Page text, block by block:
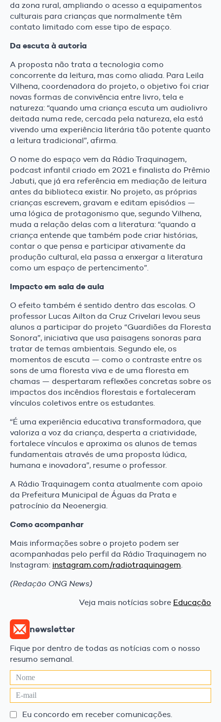
da zona rural, ampliando o acesso a equipamentos
culturais para crianças que normalmente têm
contato limitado com esse tipo de espaço.
Da escuta à autoria
A proposta não trata a tecnologia como
concorrente da leitura, mas como aliada. Para Leila
Vilhena, coordenadora do projeto, o objetivo foi criar
novas formas de convivência entre livro, tela e
natureza: “quando uma criança escuta um audiolivro
deitada numa rede, cercada pela natureza, ela está
vivendo uma experiência literária tão potente quanto
a leitura tradicional”, afirma.
O nome do espaço vem da Rádio Traquinagem,
podcast infantil criado em 2021 e finalista do Prêmio
Jabuti, que já era referência em mediação de leitura
antes da biblioteca existir. No projeto, as próprias
crianças escrevem, gravam e editam episódios —
uma lógica de protagonismo que, segundo Vilhena,
muda a relação delas com a literatura: “quando a
criança entende que também pode criar histórias,
contar o que pensa e participar ativamente da
produção cultural, ela passa a enxergar a literatura
como um espaço de pertencimento”.
Impacto em sala de aula
O efeito também é sentido dentro das escolas. O
professor Lucas Ailton da Cruz Crivelari levou seus
alunos a participar do projeto “Guardiões da Floresta
Sonora”, iniciativa que usa paisagens sonoras para
tratar de temas ambientais. Segundo ele, os
momentos de escuta — como o contraste entre os
sons de uma floresta viva e de uma floresta em
chamas — despertaram reflexões concretas sobre os
impactos dos incêndios florestais e fortaleceram
vínculos coletivos entre os estudantes.
“É uma experiência educativa transformadora, que
valoriza a voz da criança, desperta a criatividade,
fortalece vínculos e aproxima os alunos de temas
fundamentais através de uma proposta lúdica,
humana e inovadora”, resume o professor.
A Rádio Traquinagem conta atualmente com apoio
da Prefeitura Municipal de Águas da Prata e
patrocínio da Neoenergia.
Como acompanhar
Mais informações sobre o projeto podem ser
acompanhadas pelo perfil da Rádio Traquinagem no
Instagram: instagram.com/radiotraquinagem.
(Redação ONG News)
Veja mais notícias sobre Educação
newsletter
Fique por dentro de todas as notícias com o nosso
resumo semanal.
Eu concordo em receber comunicações.